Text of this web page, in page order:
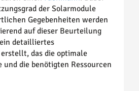
der Solarmodule
Gegebenheiten werden
auf dieser Beurteilung
detailliertes
das die optimale
und die benötigten Ressourcen